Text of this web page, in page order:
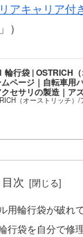
リアキャリア付
」）
輪行袋 | OSTRICH
ページ｜自転車用
セサリの製造｜ア
（オーストリッチ）
目次
用輪行袋が破れ
行袋を自分で修